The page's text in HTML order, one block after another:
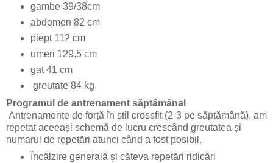
gambe 39/38cm
abdomen 82 cm
piept 112 cm
umeri 129,5 cm
gat 41 cm
greutate 84 kg
Programul de antrenament săptămânal
Antrenamente de forță în stil crossfit (2-3 pe săptămână), am
repetat aceeași schemă de lucru crescând greutatea și
numarul de repetări atunci când a fost posibil.
Încălzire generală și căteva repetări ridicări